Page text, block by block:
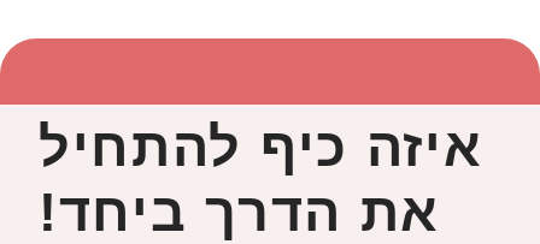
איזה כיף להתחיל
!את הדרך ביחד